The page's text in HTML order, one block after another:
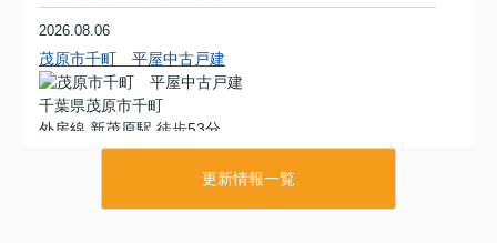
2026.08.06
茂原市千町 平屋中古戸建
千葉県茂原市千町
外房線 新茂原駅 徒歩53分
物件詳細へ
平成10年9月築 ４DK平屋 自然豊かな閑静な立地 スーパ
更新情報一覧